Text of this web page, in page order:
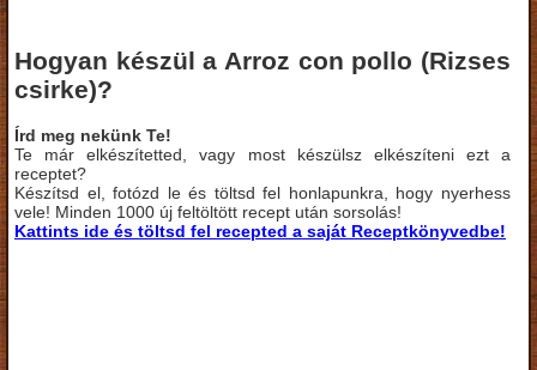
Hogyan készül a Arroz con pollo (Rizses
csirke)?
Írd meg nekünk Te!
Te már elkészítetted, vagy most készülsz elkészíteni ezt a
receptet?
Készítsd el, fotózd le és töltsd fel honlapunkra, hogy nyerhess
vele! Minden 1000 új feltöltött recept után sorsolás!
Kattints ide és töltsd fel recepted a saját Receptkönyvedbe!